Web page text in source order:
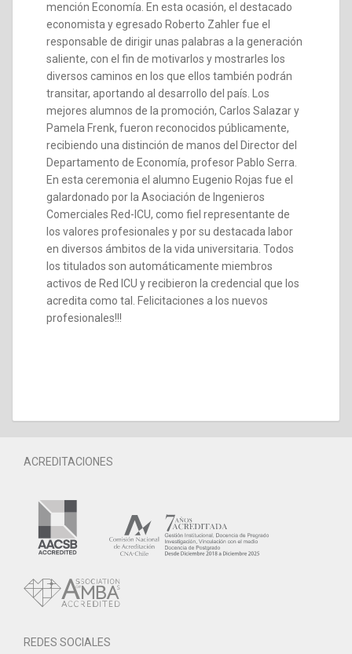
mención Economía. En esta ocasión, el destacado
economista y egresado Roberto Zahler fue el
responsable de dirigir unas palabras a la generación
saliente, con el fin de motivarlos y mostrarles los
diversos caminos en los que ellos también podrán
transitar, aportando al desarrollo del país. Los
mejores alumnos de la promoción, Carlos Salazar y
Pamela Frenk, fueron reconocidos públicamente,
recibiendo una distinción de manos del Director del
Departamento de Economía, profesor Pablo Serra.
En esta ceremonia el alumno Eugenio Rojas fue el
galardonado por la Asociación de Ingenieros
Comerciales Red-ICU, como fiel representante de
los valores profesionales y por su destacada labor
en diversos ámbitos de la vida universitaria. Todos
los titulados son automáticamente miembros
activos de Red ICU y recibieron la credencial que los
acredita como tal. Felicitaciones a los nuevos
profesionales!!!
ACREDITACIONES
REDES SOCIALES